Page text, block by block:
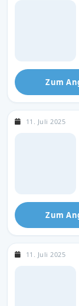
Zum
11. Juli 2025
Zum
11. Juli 2025